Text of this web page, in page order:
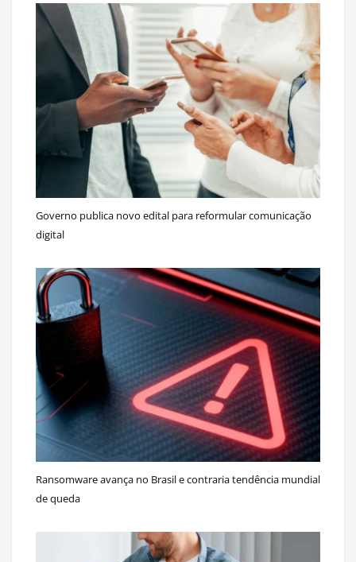
Governo publica novo edital para reformular comunicação
digital
Ransomware avança no Brasil e contraria tendência mundial
de queda